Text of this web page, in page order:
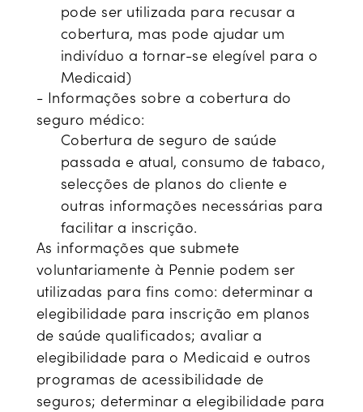
pode ser utilizada para recusar a
cobertura, mas pode ajudar um
indivíduo a tornar-se elegível para o
Medicaid)
- Informações sobre a cobertura do
seguro médico:
Cobertura de seguro de saúde
passada e atual, consumo de tabaco,
selecções de planos do cliente e
outras informações necessárias para
facilitar a inscrição.
As informações que submete
voluntariamente à Pennie podem ser
utilizadas para fins como: determinar a
elegibilidade para inscrição em planos
de saúde qualificados; avaliar a
elegibilidade para o Medicaid e outros
programas de acessibilidade de
seguros; determinar a elegibilidade para